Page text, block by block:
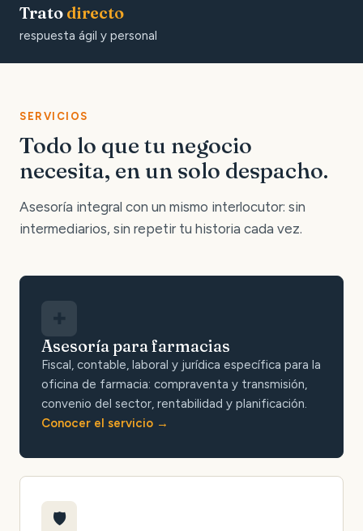
Trato directo
respuesta ágil y personal
SERVICIOS
Todo lo que tu negocio
necesita, en un solo despacho.
Asesoría integral con un mismo interlocutor: sin
intermediarios, sin repetir tu historia cada vez.
Asesoría para farmacias
Fiscal, contable, laboral y jurídica específica para la
oficina de farmacia: compraventa y transmisión,
convenio del sector, rentabilidad y planificación.
Conocer el servicio
🛡️